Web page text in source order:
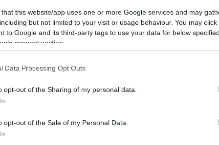
that this website/app uses one or more Google services and may
but not limited to your visit or usage behaviour. You may
to Google and its third-party tags to use your data for below
consent section.
Data Processing Opt Outs
opt-out of the Sharing of my personal data.
opt-out of the Sale of my Personal Data.
Cowell a tehetségkutató zsűrijében
elküldeni lehetett
még egy tagot
közé. De nem ez történt: a modell és színésznő
kellett.
a minap fedeztek fel a műsorban egy igen
bámulatos énekhangjával keltette fel a
eseményről maradt le. Úgy tűnik, mostanában nincs
Nem is
AZ